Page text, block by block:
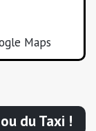
Maps
du Taxi !